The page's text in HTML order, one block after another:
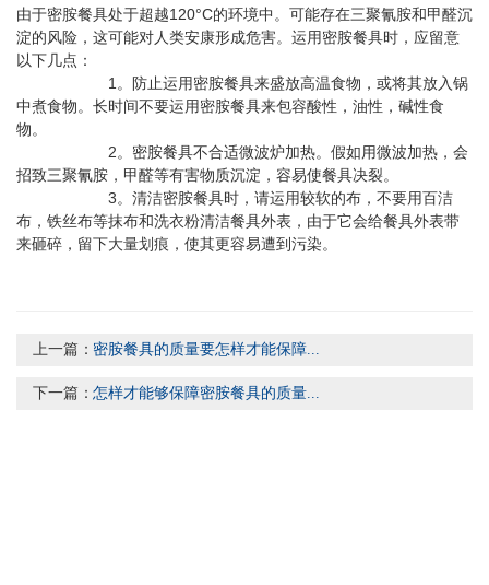
由于密胺餐具处于超越120°C的环境中。可能存在三聚氰胺和甲醛沉
淀的风险，这可能对人类安康形成危害。运用密胺餐具时，应留意
以下几点：
1。防止运用密胺餐具来盛放高温食物，或将其放入锅
中煮食物。长时间不要运用密胺餐具来包容酸性，油性，碱性食
物。
2。密胺餐具不合适微波炉加热。假如用微波加热，会
招致三聚氰胺，甲醛等有害物质沉淀，容易使餐具决裂。
3。清洁密胺餐具时，请运用较软的布，不要用百洁
布，铁丝布等抹布和洗衣粉清洁餐具外表，由于它会给餐具外表带
来砸碎，留下大量划痕，使其更容易遭到污染。
上一篇： 密胺餐具的质量要怎样才能保障...
下一篇：怎样才能够保障密胺餐具的质量...